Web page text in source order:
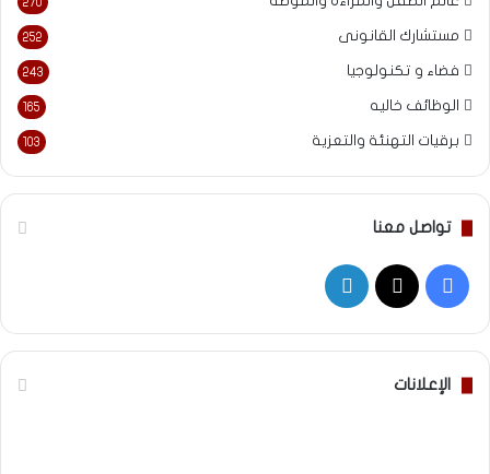
مستشارك القانونى 252
فضاء و تكنولوجيا 243
الوظائف خاليه 165
برقيات التهنئة والتعزية 103
تواصل معنا
فيسبوك لينكدإن
الإعلانات